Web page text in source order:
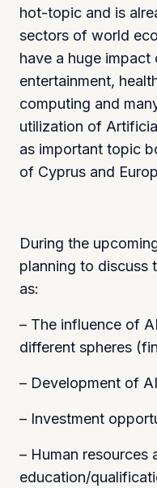
hot-topic and is
sectors of world
have a huge impact
entertainment,
computing and
utilization of
as important topic
of Cyprus and
During the
planning to discuss
as:
– The influence of
different spheres
– Development of
– Investment
– Human resources
education/